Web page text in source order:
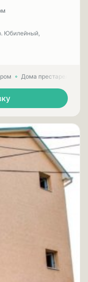
Юбилейный,
Дома престарелых